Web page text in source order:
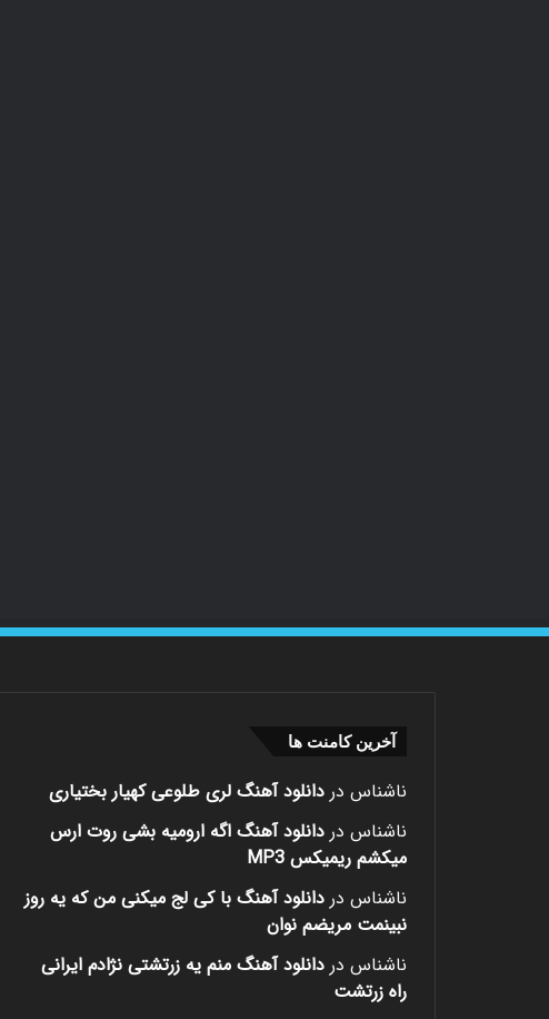
آخرین کامنت ها
ناشناس در دانلود آهنگ لری طلوعی کهیار بختیاری
ناشناس در دانلود آهنگ اگه ارومیه بشی روت ارس
میکشم ریمیکس MP3
ناشناس در دانلود آهنگ با کی لج میکنی من که یه روز
نبینمت مریضم نوان
ناشناس در دانلود آهنگ منم یه زرتشتی نژادم ایرانی
راه زرتشت